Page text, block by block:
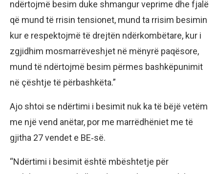
ndërtojmë besim duke shmangur veprime dhe fjalë
që mund të rrisin tensionet, mund ta rrisim besimin
kur e respektojmë të drejtën ndërkombëtare, kur i
zgjidhim mosmarrëveshjet në mënyrë paqësore,
mund të ndërtojmë besim përmes bashkëpunimit
në çështje të përbashkëta.”
Ajo shtoi se ndërtimi i besimit nuk ka të bëjë vetëm
me një vend anëtar, por me marrëdhëniet me të
gjitha 27 vendet e BE‑së.
“Ndërtimi i besimit është mbështetje për